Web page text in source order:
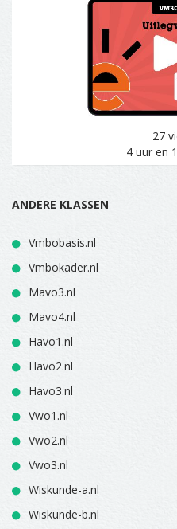
27
4 uur en
ANDERE KLASSEN
Vmbobasis.nl
Vmbokader.nl
Mavo3.nl
Mavo4.nl
Havo1.nl
Havo2.nl
Havo3.nl
Vwo1.nl
Vwo2.nl
Vwo3.nl
Wiskunde-a.nl
Wiskunde-b.nl